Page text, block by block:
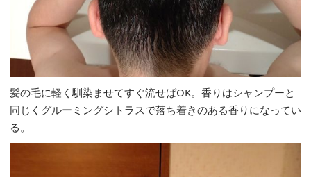
髪の毛に軽く馴染ませてすぐ流せばOK。香りはシャンプーと
同じくグルーミングシトラスで落ち着きのある香りになってい
る。